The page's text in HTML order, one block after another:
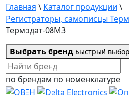
Главная \ Каталог продукции \
Регистраторы, самописцы
Термодат-08M3
Выбрать бренд Быстрый
по брендам по номенклатуре